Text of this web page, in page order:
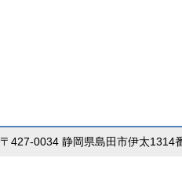
〒427-0034 静岡県島田市伊太